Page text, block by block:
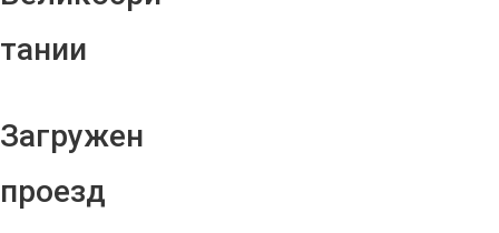
тании
Загружен
проезд